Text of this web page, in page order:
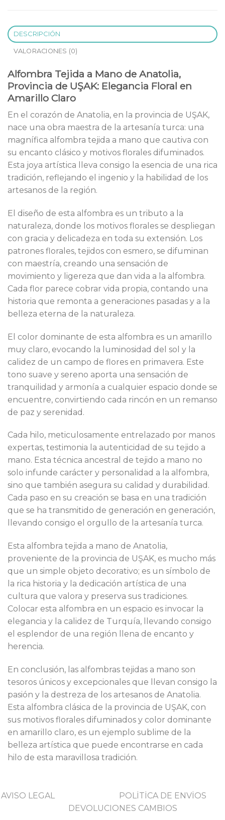
DESCRIPCIÓN
VALORACIONES (0)
Alfombra Tejida a Mano de Anatolia,
Provincia de UŞAK: Elegancia Floral en
Amarillo Claro
En el corazón de Anatolia, en la provincia de UŞAK,
nace una obra maestra de la artesanía turca: una
magnífica alfombra tejida a mano que cautiva con
su encanto clásico y motivos florales difuminados.
Esta joya artística lleva consigo la esencia de una rica
tradición, reflejando el ingenio y la habilidad de los
artesanos de la región.
El diseño de esta alfombra es un tributo a la
naturaleza, donde los motivos florales se despliegan
con gracia y delicadeza en toda su extensión. Los
patrones florales, tejidos con esmero, se difuminan
con maestría, creando una sensación de
movimiento y ligereza que dan vida a la alfombra.
Cada flor parece cobrar vida propia, contando una
historia que remonta a generaciones pasadas y a la
belleza eterna de la naturaleza.
El color dominante de esta alfombra es un amarillo
muy claro, evocando la luminosidad del sol y la
calidez de un campo de flores en primavera. Este
tono suave y sereno aporta una sensación de
tranquilidad y armonía a cualquier espacio donde se
encuentre, convirtiendo cada rincón en un remanso
de paz y serenidad.
Cada hilo, meticulosamente entrelazado por manos
expertas, testimonia la autenticidad de su tejido a
mano. Esta técnica ancestral de tejido a mano no
solo infunde carácter y personalidad a la alfombra,
sino que también asegura su calidad y durabilidad.
Cada paso en su creación se basa en una tradición
que se ha transmitido de generación en generación,
llevando consigo el orgullo de la artesanía turca.
Esta alfombra tejida a mano de Anatolia,
proveniente de la provincia de UŞAK, es mucho más
que un simple objeto decorativo; es un símbolo de
la rica historia y la dedicación artística de una
cultura que valora y preserva sus tradiciones.
Colocar esta alfombra en un espacio es invocar la
elegancia y la calidez de Turquía, llevando consigo
el esplendor de una región llena de encanto y
herencia.
En conclusión, las alfombras tejidas a mano son
tesoros únicos y excepcionales que llevan consigo la
pasión y la destreza de los artesanos de Anatolia.
Esta alfombra clásica de la provincia de UŞAK, con
sus motivos florales difuminados y color dominante
en amarillo claro, es un ejemplo sublime de la
belleza artística que puede encontrarse en cada
hilo de esta maravillosa tradición.
AVISO LEGAL
POLİTİCA DE ENVİOS
DEVOLUCIONES CAMBIOS